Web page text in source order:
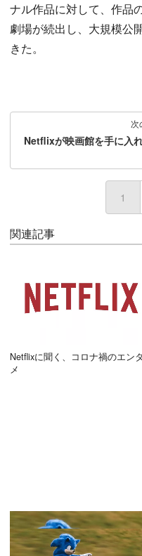
ナル作品に対して、作品
劇場が続出し、大規模公
きた。
次
Netflixが映画館を手に入
1
関連記事
Netflixに聞く、コロナ禍のエンタ
メ